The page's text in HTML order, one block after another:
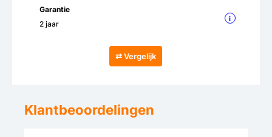
Garantie
2 jaar
i
⇄ Vergelijk
Klantbeoordelingen